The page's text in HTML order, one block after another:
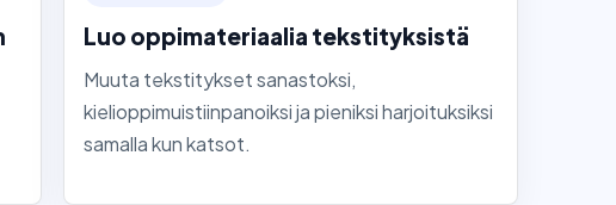
Luo oppimateriaalia tekstityksistä
Muuta tekstitykset sanastoksi,
kielioppimuistiinpanoiksi ja pieniksi harjoituksiksi
samalla kun katsot.